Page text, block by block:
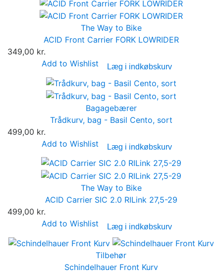
The Way to Bike
ACID Front Carrier FORK LOWRIDER
349,00 kr.
Add to Wishlist
Læg i indkøbskurv
Bagagebærer
Trådkurv, bag - Basil Cento, sort
499,00 kr.
Add to Wishlist
Læg i indkøbskurv
The Way to Bike
ACID Carrier SIC 2.0 RILink 27,5-29
499,00 kr.
Add to Wishlist
Læg i indkøbskurv
Tilbehør
Schindelhauer Front Kurv